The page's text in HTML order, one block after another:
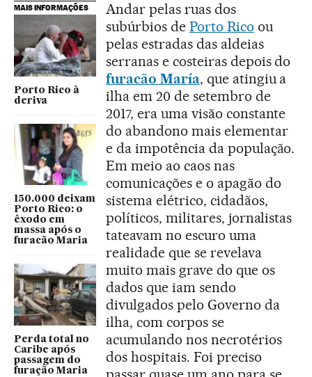
MAIS INFORMAÇÕES
Porto Rico à
deriva
150.000 deixam
Porto Rico: o
êxodo em
massa após o
furacão Maria
Perda total no
Caribe após
passagem do
furação Maria
Andar pelas ruas dos
subúrbios de Porto Rico ou
pelas estradas das aldeias
serranas e costeiras depois do
furacão María, que atingiu a
ilha em 20 de setembro de
2017, era uma visão constante
do abandono mais elementar
e da impotência da população.
Em meio ao caos nas
comunicações e o apagão do
sistema elétrico, cidadãos,
políticos, militares, jornalistas
tateavam no escuro uma
realidade que se revelava
muito mais grave do que os
dados que iam sendo
divulgados pelo Governo da
ilha, com corpos se
acumulando nos necrotérios
dos hospitais. Foi preciso